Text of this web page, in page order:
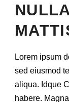
Lorem ipsum
sed eiusmod
aliqua. Idque
habere.